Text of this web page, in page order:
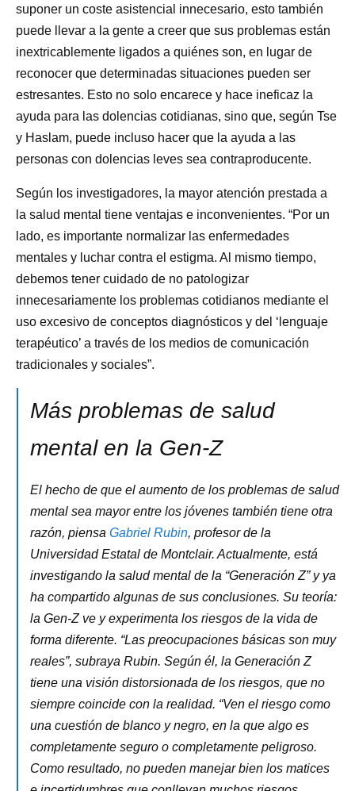
suponer un coste asistencial innecesario, esto también
puede llevar a la gente a creer que sus problemas están
inextricablemente ligados a quiénes son, en lugar de
reconocer que determinadas situaciones pueden ser
estresantes. Esto no solo encarece y hace ineficaz la
ayuda para las dolencias cotidianas, sino que, según Tse
y Haslam, puede incluso hacer que la ayuda a las
personas con dolencias leves sea contraproducente.
Según los investigadores, la mayor atención prestada a
la salud mental tiene ventajas e inconvenientes. “Por un
lado, es importante normalizar las enfermedades
mentales y luchar contra el estigma. Al mismo tiempo,
debemos tener cuidado de no patologizar
innecesariamente los problemas cotidianos mediante el
uso excesivo de conceptos diagnósticos y del ‘lenguaje
terapéutico’ a través de los medios de comunicación
tradicionales y sociales”.
Más problemas de salud
mental en la Gen-Z
El hecho de que el aumento de los problemas de salud
mental sea mayor entre los jóvenes también tiene otra
razón, piensa Gabriel Rubin, profesor de la
Universidad Estatal de Montclair. Actualmente, está
investigando la salud mental de la “Generación Z” y ya
ha compartido algunas de sus conclusiones. Su teoría:
la Gen-Z ve y experimenta los riesgos de la vida de
forma diferente. “Las preocupaciones básicas son muy
reales”, subraya Rubin. Según él, la Generación Z
tiene una visión distorsionada de los riesgos, que no
siempre coincide con la realidad. “Ven el riesgo como
una cuestión de blanco y negro, en la que algo es
completamente seguro o completamente peligroso.
Como resultado, no pueden manejar bien los matices